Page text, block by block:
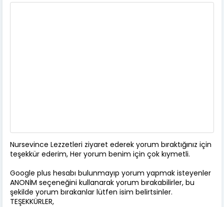
Nursevince Lezzetleri ziyaret ederek yorum bıraktığınız için
teşekkür ederim, Her yorum benim için çok kıymetli.
Google plus hesabı bulunmayıp yorum yapmak isteyenler
ANONİM seçeneğini kullanarak yorum bırakabilirler, bu
şekilde yorum bırakanlar lütfen isim belirtsinler.
TEŞEKKÜRLER,